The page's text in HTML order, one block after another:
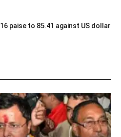
paise to 85.41 against US dollar